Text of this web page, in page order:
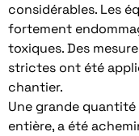
considérables. Les
fortement
toxiques. Des
strictes ont été
chantier.
Une grande quantité
entière, a été